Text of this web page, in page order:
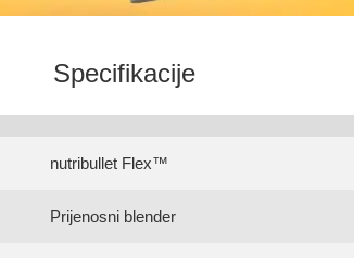
Specifikacije
nutribullet Flex™
Prijenosni blender